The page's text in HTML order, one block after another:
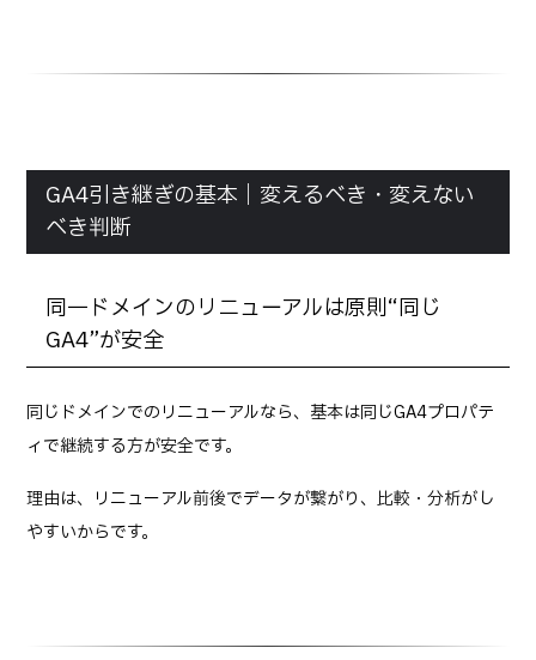
GA4引き継ぎの基本｜変えるべき・変えない
べき判断
同一ドメインのリニューアルは原則“同じ
GA4”が安全
同じドメインでのリニューアルなら、基本は同じGA4プロパテ
ィで継続する方が安全です。
理由は、リニューアル前後でデータが繋がり、比較・分析がし
やすいからです。